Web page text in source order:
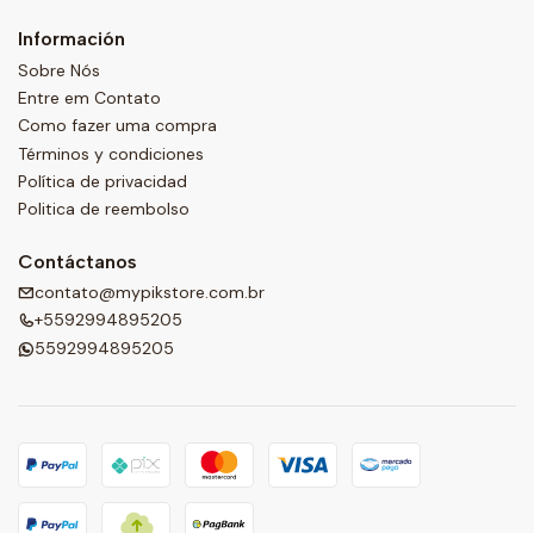
Información
Sobre Nós
Entre em Contato
Como fazer uma compra
Términos y condiciones
Política de privacidad
Politica de reembolso
Contáctanos
contato@mypikstore.com.br
+5592994895205
5592994895205